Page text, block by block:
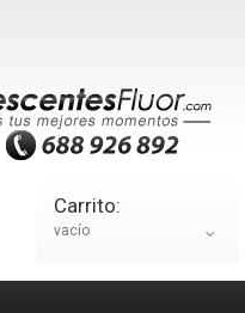
Carrito:
vacío